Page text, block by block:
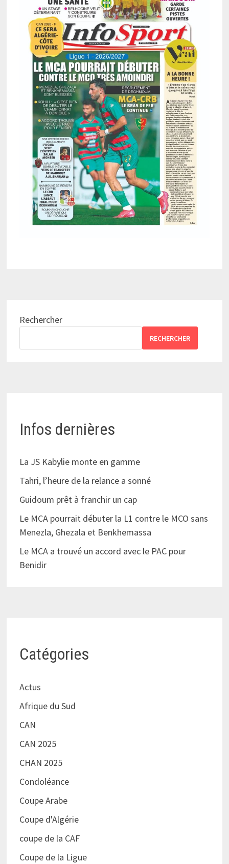
Rechercher
RECHERCHER
Infos dernières
La JS Kabylie monte en gamme
Tahri, l’heure de la relance a sonné
Guidoum prêt à franchir un cap
Le MCA pourrait débuter la L1 contre le MCO sans
Menezla, Ghezala et Benkhemassa
Le MCA a trouvé un accord avec le PAC pour
Benidir
Catégories
Actus
Afrique du Sud
CAN
CAN 2025
CHAN 2025
Condoléance
Coupe Arabe
Coupe d'Algérie
coupe de la CAF
Coupe de la Ligue